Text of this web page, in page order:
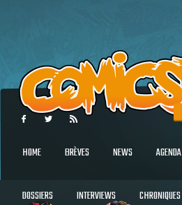
HOME BRÈVES NEWS AGENDA
DOSSIERS INTERVIEWS CHRONIQUES